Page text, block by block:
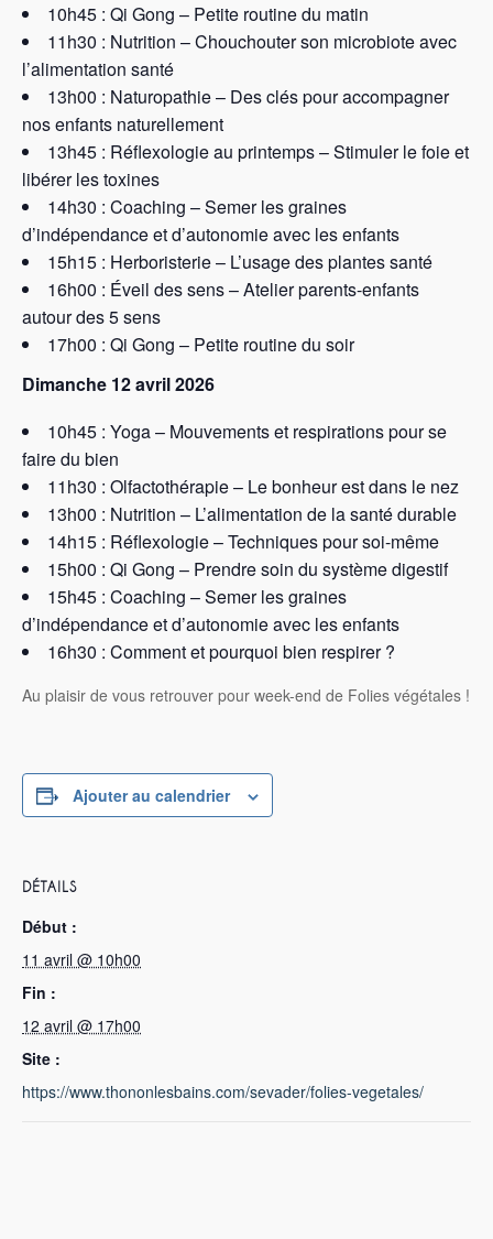
10h45 : Qi Gong – Petite routine du matin
11h30 : Nutrition – Chouchouter son microbiote avec
l’alimentation santé
13h00 : Naturopathie – Des clés pour accompagner
nos enfants naturellement
13h45 : Réflexologie au printemps – Stimuler le foie et
libérer les toxines
14h30 : Coaching – Semer les graines
d’indépendance et d’autonomie avec les enfants
15h15 : Herboristerie – L’usage des plantes santé
16h00 : Éveil des sens – Atelier parents-enfants
autour des 5 sens
17h00 : Qi Gong – Petite routine du soir
Dimanche 12 avril 2026
10h45 : Yoga – Mouvements et respirations pour se
faire du bien
11h30 : Olfactothérapie – Le bonheur est dans le nez
13h00 : Nutrition – L’alimentation de la santé durable
14h15 : Réflexologie – Techniques pour soi-même
15h00 : Qi Gong – Prendre soin du système digestif
15h45 : Coaching – Semer les graines
d’indépendance et d’autonomie avec les enfants
16h30 : Comment et pourquoi bien respirer ?
Au plaisir de vous retrouver pour week-end de Folies végétales !
Ajouter au calendrier
DÉTAILS
Début :
11 avril @ 10h00
Fin :
12 avril @ 17h00
Site :
https://www.thononlesbains.com/sevader/folies-vegetales/